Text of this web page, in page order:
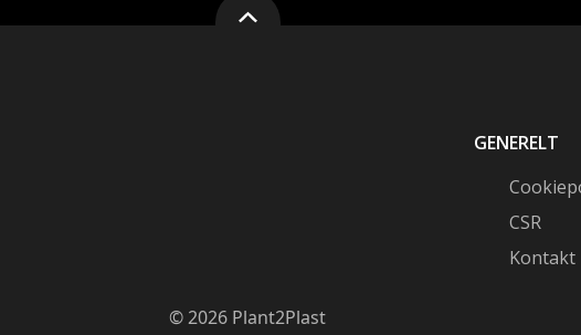
GENERELT
CSR
Kontakt
© 2026 Plant2Plast